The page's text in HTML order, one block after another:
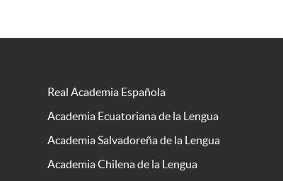
Real Academia Española
Academia Ecuatoriana de la Lengua
Academia Salvadoreña de la Lengua
Academia Chilena de la Lengua